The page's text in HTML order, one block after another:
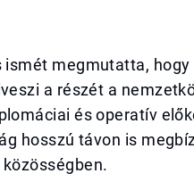
megmutatta, hogy
a részét a
és operatív
hosszú távon is